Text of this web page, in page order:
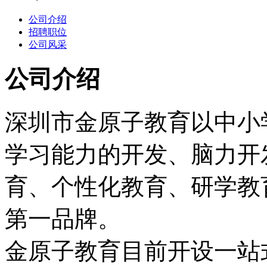
公司介绍
招聘职位
公司风采
公司介绍
深圳市金原子教育以中
学习能力的开发、脑力
育、个性化教育、研学
第一品牌。
金原子教育目前开设一